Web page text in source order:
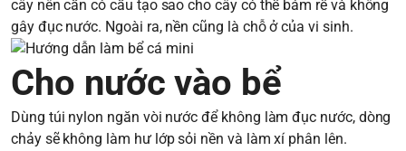
cây nên cần có cấu tạo sao cho cây có thể bám rễ và không
gây đục nước. Ngoài ra, nền cũng là chỗ ở của vi sinh.
Cho nước vào bể
Dùng túi nylon ngăn vòi nước để không làm đục nước, dòng
chảy sẽ không làm hư lớp sỏi nền và làm xí phân lên.